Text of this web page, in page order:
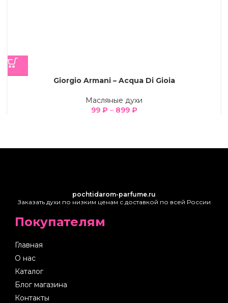
Giorgio Armani – Acqua Di Gioia
Масляные духи
99 ₽ – 899 ₽
pochtidarom-parfume.ru
Заказать духи по низким ценам с доставкой по всей России
Покупателям
Главная
О нас
Каталог
Блог магазина
Контакты